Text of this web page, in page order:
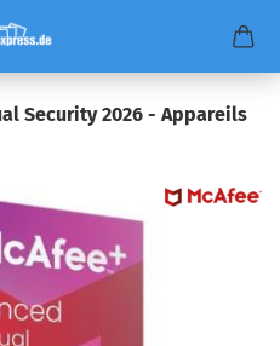
Security 2026 - Appareils